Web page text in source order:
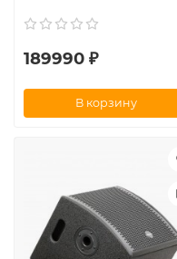
189990 ₽
В корзину